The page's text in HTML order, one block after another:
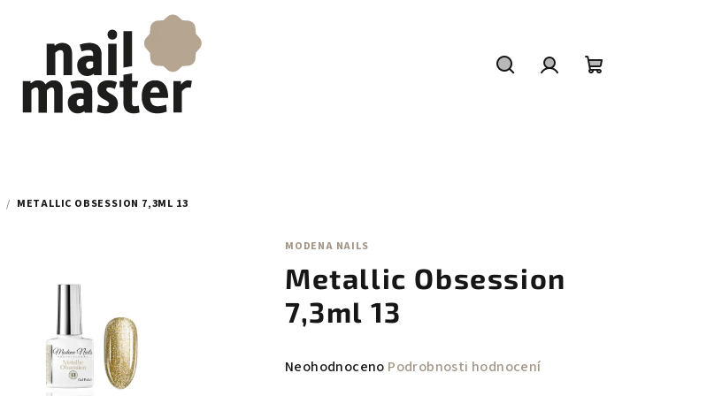
/ METALLIC OBSESSION 7,3ML 13
MODENA NAILS
Metallic Obsession
7,3ml 13
Průměrné
Neohodnoceno Podrobnosti hodnocení